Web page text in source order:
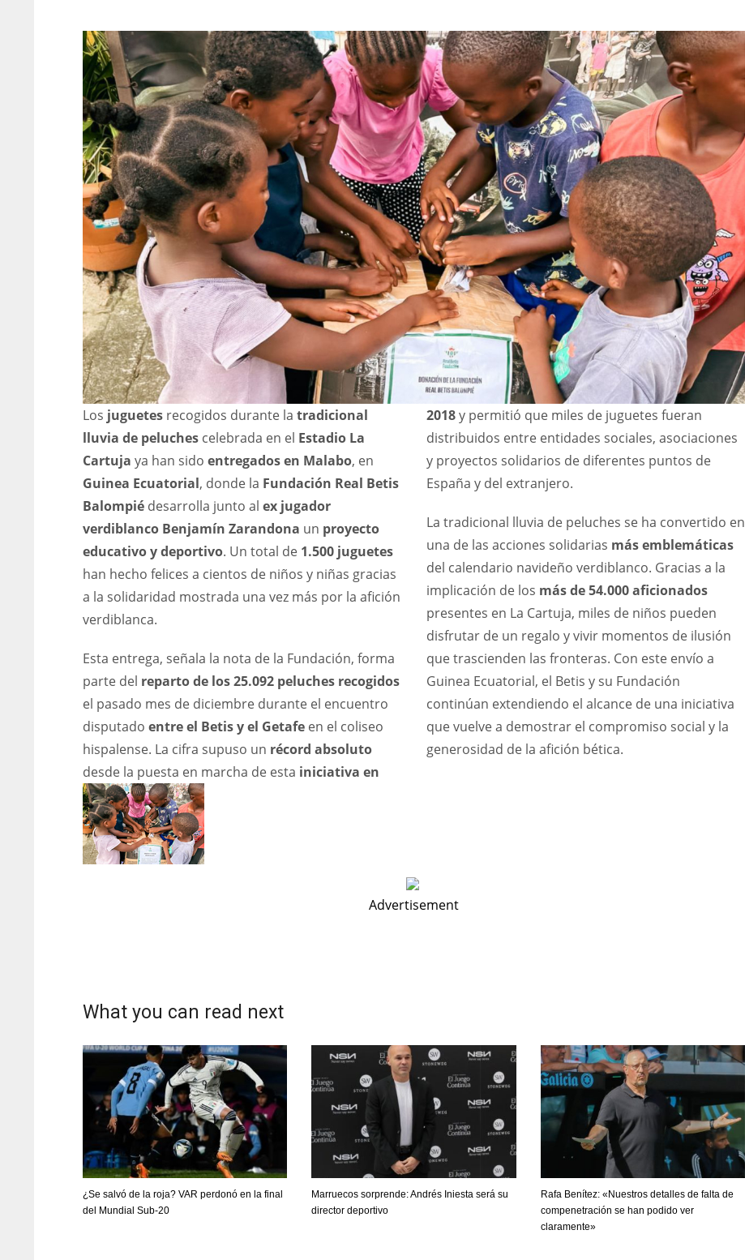
24
PIT
20
16
OAK
24
17
34
MIN
6
Los juguetes recogidos durante la tradicional
lluvia de peluches celebrada en el Estadio La
Cartuja ya han sido entregados en Malabo, en
Guinea Ecuatorial, donde la Fundación Real Betis
Balompié desarrolla junto al ex jugador
verdiblanco Benjamín Zarandona un proyecto
educativo y deportivo. Un total de 1.500 juguetes
han hecho felices a cientos de niños y niñas gracias
a la solidaridad mostrada una vez más por la afición
verdiblanca.
Esta entrega, señala la nota de la Fundación, forma
parte del reparto de los 25.092 peluches recogidos
el pasado mes de diciembre durante el encuentro
disputado entre el Betis y el Getafe en el coliseo
hispalense. La cifra supuso un récord absoluto
desde la puesta en marcha de esta iniciativa en
2018y permitió que miles de juguetes fueran
distribuidos entre entidades sociales, asociaciones
y proyectos solidarios de diferentes puntos de
España y del extranjero.
La tradicional lluvia de peluches se ha convertido en
una de las acciones solidarias más emblemáticas
del calendario navideño verdiblanco. Gracias a la
implicación de los más de 54.000 aficionados
presentes en La Cartuja, miles de niños pueden
disfrutar de un regalo y vivir momentos de ilusión
que trascienden las fronteras. Con este envío a
Guinea Ecuatorial, el Betis y su Fundación
continúan extendiendo el alcance de una iniciativa
que vuelve a demostrar el compromiso social y la
generosidad de la afición bética.
Advertisement
What you can read next
¿Se salvó de la roja? VAR perdonó en la final
del Mundial Sub-20
Marruecos sorprende: Andrés Iniesta será su
director deportivo
Rafa Benítez: «Nuestros detalles de falta de
compenetración se han podido ver
claramente»